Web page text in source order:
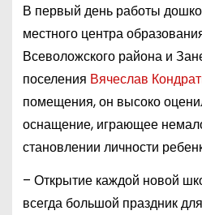
В первый день работы
местного центра
Всеволожского района и
поселения Вячеслав
помещения, он высоко
оснащение, играющее
становлении личности
– Открытие каждой новой
всегда большой праздник